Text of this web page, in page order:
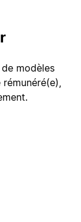
modèles